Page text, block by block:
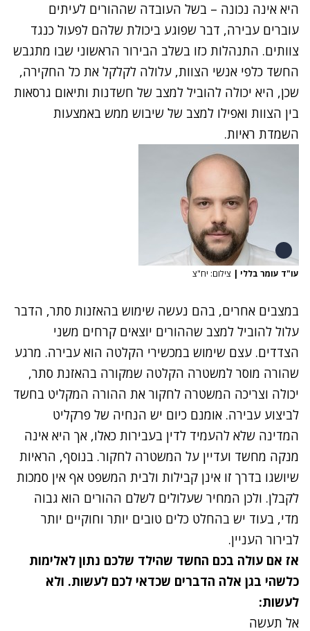
היא אינה נכונה – בשל העובדה שההורים לעיתים
עוברים עבירה, דבר שפוגע ביכולת שלהם לפעול כנגד
צוותים. התנהלות כזו בשלב הבירור הראשוני שבו מתגבש
החשד כלפי אנשי הצוות, עלולה לקלקל את כל החקירה,
שכן, היא יכולה להוביל למצב של חשדנות ותיאום גרסאות
בין הצוות ואפילו למצב של שיבוש ממש באמצעות
השמדת ראיות.
עו"ד עומר בללי | צילום: יח"צ
במצבים אחרים, בהם נעשה שימוש בהאזנות סתר, הדבר
עלול להוביל למצב שההורים יוצאים קרחים משני
הצדדים. עצם שימוש במכשירי הקלטה הוא עבירה. מרגע
שהורה מוסר למשטרה הקלטה שמקורה בהאזנת סתר,
יכולה וצריכה המשטרה לחקור את ההורה המקליט בחשד
לביצוע עבירה. אומנם כיום יש הנחיה של פרקליט
המדינה שלא להעמיד לדין בעבירות כאלו, אך היא אינה
מנקה מחשד ועדיין על המשטרה לחקור. בנוסף, הראיות
שיושגו בדרך זו אינן קבילות ולבית המשפט אף אין סמכות
לקבלן. ולכן המחיר שעלולים לשלם ההורים הוא גבוה
מדי, בעוד יש בהחלט כלים טובים יותר וחוקיים יותר
לבירור העניין.
אז אם עולה בכם החשד שהילד שלכם נתון לאלימות
כלשהי בגן אלה הדברים שכדאי לכם לעשות. ולא
לעשות:
אל תעשה